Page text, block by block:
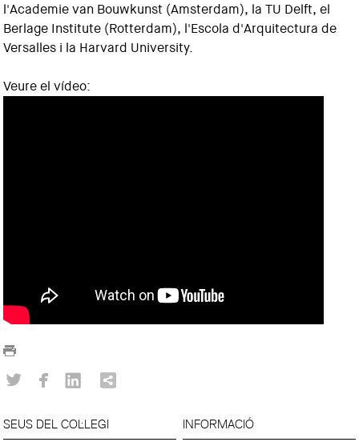
l'Academie van Bouwkunst (Amsterdam), la TU Delft, el
Berlage Institute (Rotterdam), l'Escola d'Arquitectura de
Versalles i la Harvard University.
Veure el vídeo:
SEUS DEL COL·LEGI INFORMACIÓ